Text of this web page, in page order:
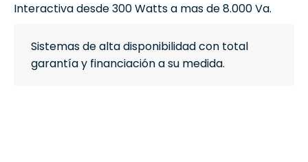
Interactiva desde 300 Watts a mas de 8.000 Va.
Sistemas de alta disponibilidad con total
garantía y financiación a su medida.